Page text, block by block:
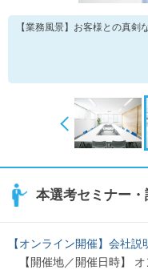
【業務風景】お客様との真剣
本選考セミナー
【オンライン開催】会社説
【開催地／開催日時】